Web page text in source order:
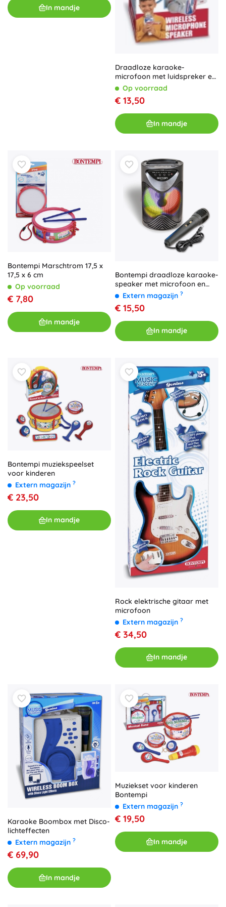
In mandje
Draadloze karaoke-
microfoon met luidspreker en
telefoonhouder
Op voorraad
€ 13,50
In mandje
Bontempi Marschtrom 17,5 x
17,5 x 6 cm
Op voorraad
€ 7,80
In mandje
Bontempi draadloze karaoke-
speaker met microfoon en
RGB-verlichting
Extern magazijn ?
€ 15,50
In mandje
Bontempi muziekspeelset
voor kinderen
Extern magazijn ?
€ 23,50
In mandje
Rock elektrische gitaar met
microfoon
Extern magazijn ?
€ 34,50
In mandje
Karaoke Boombox met Disco-
lichteffecten
Extern magazijn ?
€ 69,90
In mandje
Muziekset voor kinderen
Bontempi
Extern magazijn ?
€ 19,50
In mandje